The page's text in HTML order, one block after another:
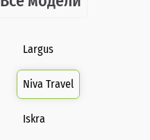
Largus
Niva Travel
Iskra